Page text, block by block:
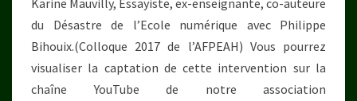
du Désastre de l’Ecole numérique avec Philippe
Bihouix.(Colloque 2017 de l’AFPEAH) Vous pourrez
visualiser la captation de cette intervention sur la
chaîne YouTube de notre association